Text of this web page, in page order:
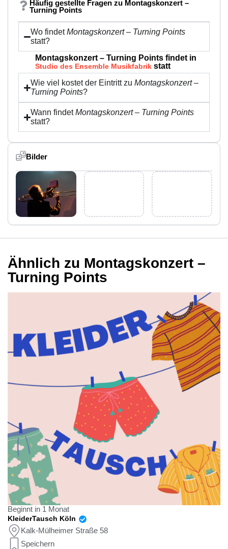
Häufig gestellte Fragen zu Montagskonzert –
Turning Points
Wo findetMontagskonzert – Turning Points
statt?
Montagskonzert – Turning Points findet in
Studio des Ensemble Musikfabrik statt
Wie viel kostet der Eintritt zuMontagskonzert –
Turning Points?
Wann findetMontagskonzert – Turning Points
statt?
Bilder
Ähnlich zu Montagskonzert –
Turning Points
Beginnt in 1 Monat
KleiderTausch Köln
Kalk-Mülheimer Straße 58
Speichern